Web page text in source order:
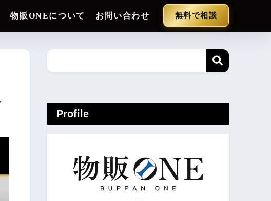
物販ONEについて お問い合わせ 無料で相談
Profile